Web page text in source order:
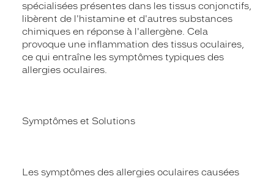
spécialisées présentes dans les tissus conjonctifs,
libèrent de l'histamine et d'autres substances
chimiques en réponse à l'allergène. Cela
provoque une inflammation des tissus oculaires,
ce qui entraîne les symptômes typiques des
allergies oculaires.
Symptômes et Solutions
Les symptômes des allergies oculaires causées